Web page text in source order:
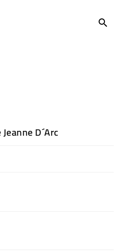
search
D´Arc